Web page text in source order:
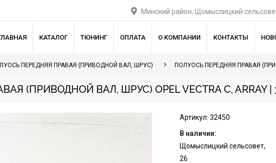
Минский район, Щомыслицкий
КАТАЛОГ ТЮНИНГ ОПЛАТА О КОМПАНИИ КОНТАКТЫ
ПЕРЕДНЯЯ ПРАВАЯ (ПРИВОДНОЙ ВАЛ, ШРУС) ПОЛУОСЬ ПЕРЕДНЯЯ ПРАВАЯ
(ПРИВОДНОЙ ВАЛ, ШРУС) OPEL VECTRA C, ARRAY |
Артикул: 32450
В наличии:
Щомыслицкий сельсовет,
26